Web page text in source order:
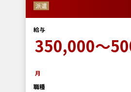
派遣
給与
350,000～
月
職種